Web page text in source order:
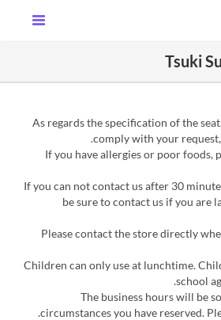
▶ As regards the specification of the
comply with your
▶ If you have allergies or poor
▶ If you can not contact us after 30
be sure to contact us if you are
▶ Please contact the store directly
▶ Children can only use at lunchtime.
school
▶The business hours will be
circumstances you have reserved.